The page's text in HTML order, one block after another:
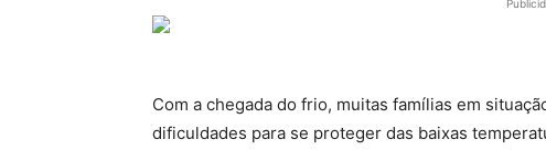
Com a chegada do frio, muitas famílias em
dificuldades para se proteger das baixas